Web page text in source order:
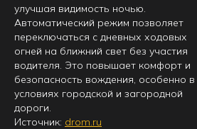
улучшая видимость ночью.
Автоматический режим позволяет
переключаться с дневных ходовых
огней на ближний свет без участия
водителя. Это повышает комфорт и
безопасность вождения, особенно в
условиях городской и загородной
дороги.
Источник: drom.ru